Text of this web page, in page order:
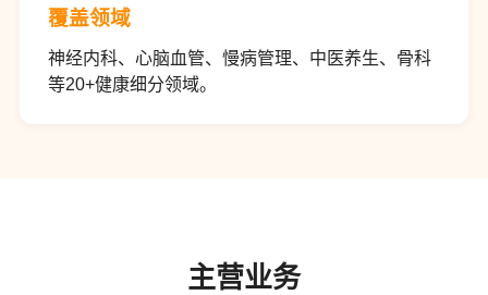
覆盖领域
神经内科、心脑血管、慢病管理、中医养生、骨科
等20+健康细分领域。
主营业务